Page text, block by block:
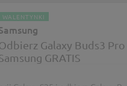
WALENTYNKI
Galaxy Buds3 Pro
GRATIS